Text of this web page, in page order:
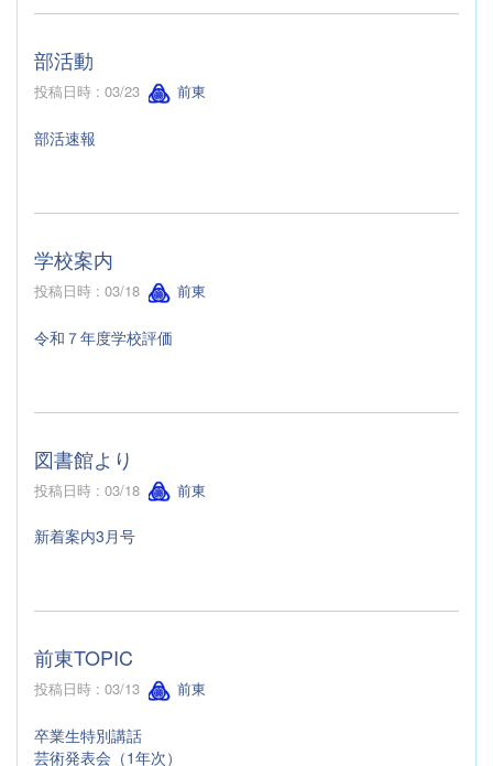
部活動
投稿日時 : 03/23 前東
部活速報
学校案内
投稿日時 : 03/18 前東
令和７年度学校評価
図書館より
投稿日時 : 03/18 前東
新着案内3月号
前東TOPIC
投稿日時 : 03/13 前東
卒業生特別講話
芸術発表会（1年次）